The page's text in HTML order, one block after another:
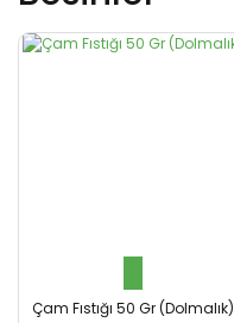
Çam Fıstığı 50 Gr (Dolmalık)